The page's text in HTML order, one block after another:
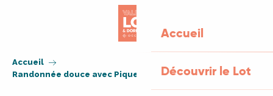
Accueil
Découvrir le Lot
Accueil
Randonnée douce avec Pique et Pousse en Quercy Blanc